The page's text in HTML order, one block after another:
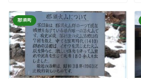
那須町